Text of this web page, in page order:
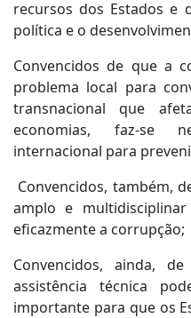
recursos dos Estados e
política e o
Convencidos de que a
problema local para
transnacional que
economias, faz-se
internacional para
Convencidos, também,
amplo e
eficazmente a corrupção;
Convencidos, ainda,
assistência técnica
importante para que os